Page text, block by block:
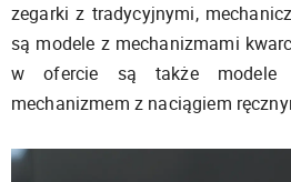
zegarki z tradycyjnymi,
są modele z mechanizmami
w ofercie są także
mechanizmem z naciągiem